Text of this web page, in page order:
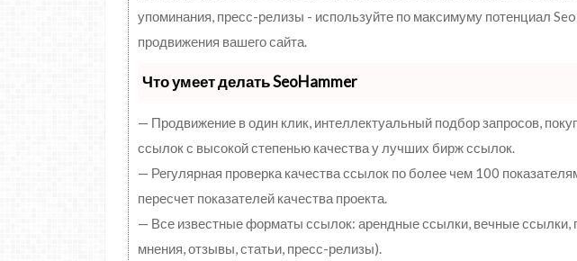
упоминания, пресс-релизы - используйте по максимуму потенциал
продвижения вашего сайта.
Что умеет делать SeoHammer
— Продвижение в один клик, интеллектуальный подбор запросов,
ссылок с высокой степенью качества у лучших бирж ссылок.
— Регулярная проверка качества ссылок по более чем 100
пересчет показателей качества проекта.
— Все известные форматы ссылок: арендные ссылки, вечные ссылки,
мнения, отзывы, статьи, пресс-релизы).